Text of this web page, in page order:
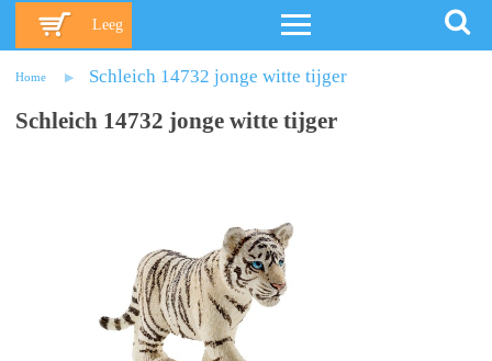
Leeg
Home Schleich 14732 jonge witte tijger
Schleich 14732 jonge witte tijger